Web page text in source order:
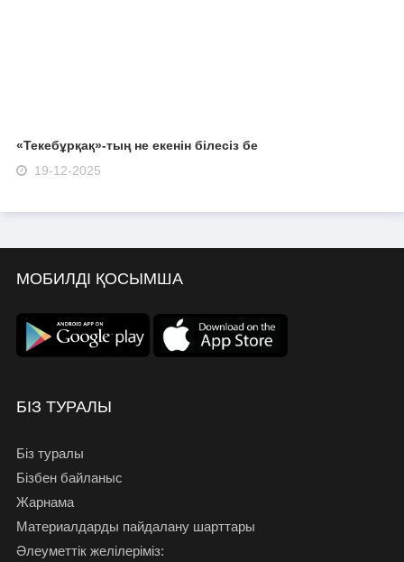
«Текебұрқақ»-тың не екенін білесіз бе
19-12-2025
МОБИЛДІ ҚОСЫМША
БІЗ ТУРАЛЫ
Біз туралы
Бізбен байланыс
Жарнама
Материалдарды пайдалану шарттары
Әлеуметтік желілеріміз: